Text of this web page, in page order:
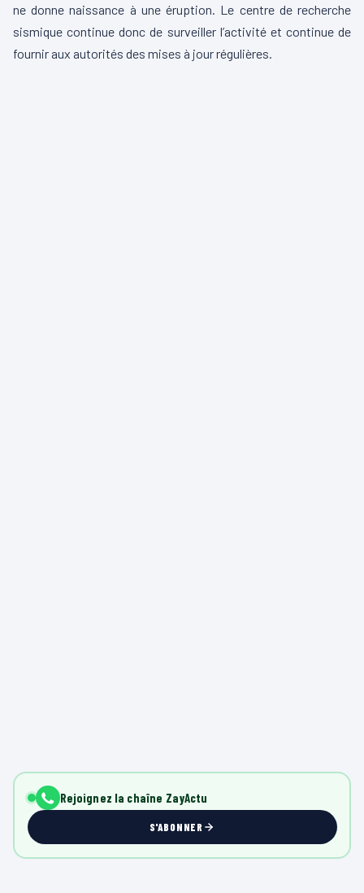
ne donne naissance à une éruption. Le centre de recherche
sismique continue donc de surveiller l’activité et continue de
fournir aux autorités des mises à jour régulières.
Rejoignez la chaîne ZayActu
S'ABONNER